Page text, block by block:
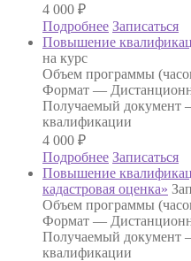
4 000 ₽
Подробнее Записаться
Повышение
на курс
Объем программы
Формат —
Получаемый документ
квалификации
4 000 ₽
Подробнее Записаться
Повышение
кадастровая оценка»
Объем программы
Формат —
Получаемый документ
квалификации